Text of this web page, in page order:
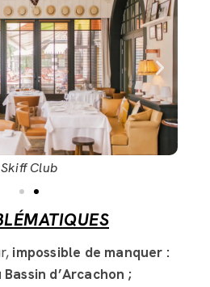
Skiff Club
impossible de manquer :
d’Arcachon ;